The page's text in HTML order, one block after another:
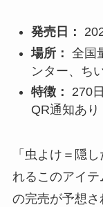
発売日：
場所： 全国
ンター、ち
特徴：
270
QR通知あり
「虫よけ＝隠
れるこのアイ
の完売が予想さ